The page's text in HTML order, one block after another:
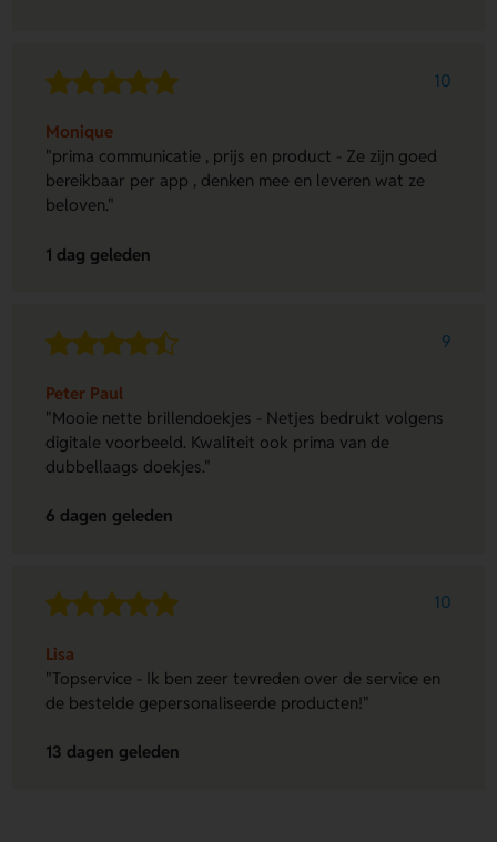
10
Monique
"prima communicatie , prijs en product - Ze zijn goed
bereikbaar per app , denken mee en leveren wat ze
beloven."
1 dag geleden
9
Peter Paul
"Mooie nette brillendoekjes - Netjes bedrukt volgens
digitale voorbeeld. Kwaliteit ook prima van de
dubbellaags doekjes."
6 dagen geleden
10
Lisa
"Topservice - Ik ben zeer tevreden over de service en
de bestelde gepersonaliseerde producten!"
13 dagen geleden